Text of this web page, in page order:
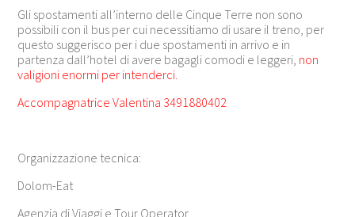
Gli spostamenti all’interno delle Cinque Terre non sono
possibili con il bus per cui necessitiamo di usare il treno, per
questo suggerisco per i due spostamenti in arrivo e in
partenza dall’hotel di avere bagagli comodi e leggeri, non
valigioni enormi per intenderci.
Accompagnatrice Valentina 3491880402
Organizzazione tecnica:
Dolom-Eat
Agenzia di Viaggi e Tour Operator